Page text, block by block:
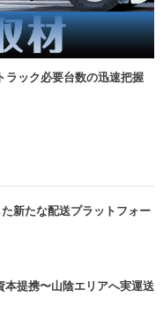
ラック必要台数の迅速把握
新たな配送プラットフォー
提携〜山陰エリアへ実運送